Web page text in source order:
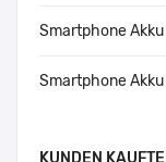
Smartphone
Smartphone